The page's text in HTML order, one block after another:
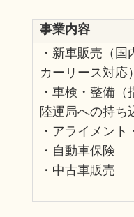
事業内容
・新車販売（
カーリース対応）
・車検・整備
陸運局への持ち
・アライメント
・自動車保険
・中古車販売